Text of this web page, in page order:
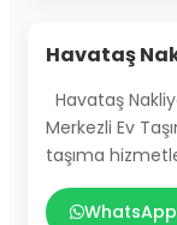
Havataş
Havataş
Merkezli Ev
taşıma
WhatsApp